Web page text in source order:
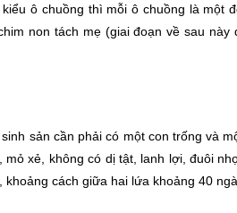
ô chuồng thì mỗi ô chuồng là
non tách mẹ (giai đoạn về sau
sản cần phải có một con trống và
mỏ xẻ, không có dị tật, lanh lợi, đuôi
cách giữa hai lứa khoảng 40